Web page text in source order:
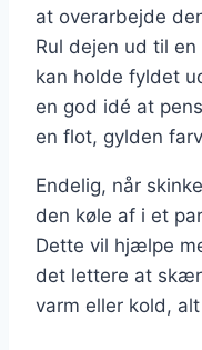
at overarbejde
Rul dejen ud til
kan holde fyldet
en god idé at
en flot, gylden
Endelig, når
den køle af i et
Dette vil hjælpe
det lettere at
varm eller kold,